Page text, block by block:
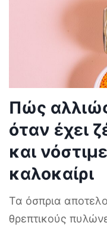
Πώς
όταν έχει
και
καλοκαίρι
Τα όσπρια
θρεπτικούς